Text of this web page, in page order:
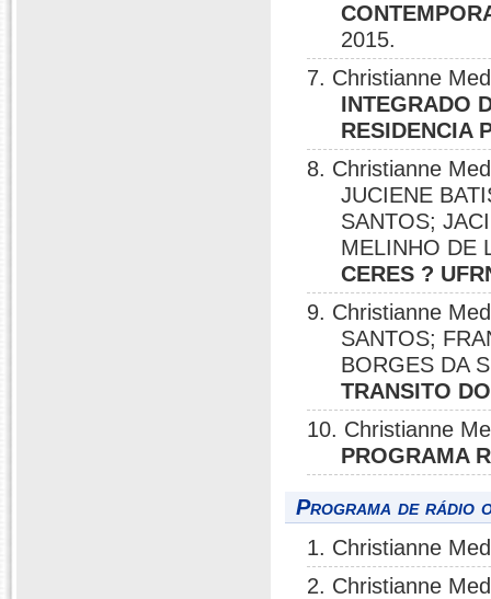
2015.
7. Christianne
INTEGRADO
RESIDENCIA
8. Christianne
JUCIENE
SANTOS;
MELINHO DE
CERES ?
9. Christianne
SANTOS;
BORGES DA
TRANSITO
10. Christianne
PROGRAMA
Programa de rádio
1. Christianne
2. Christianne